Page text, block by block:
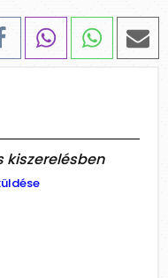
kiszerelésben